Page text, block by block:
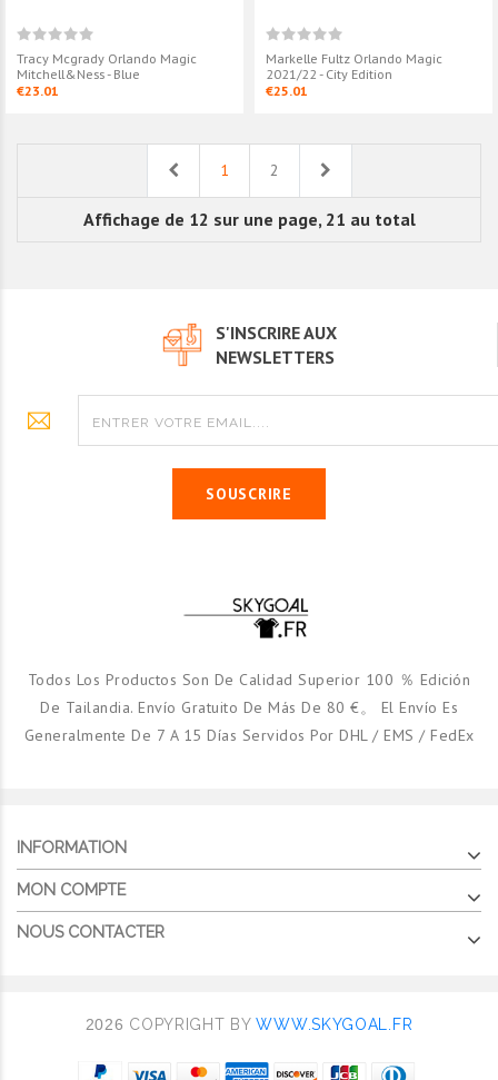
Tracy Mcgrady Orlando Magic
Mitchell&ness - Blue
€23.01
Markelle Fultz Orlando Magic
2021/22 - City Edition
€25.01
Previous1 2 Next
Affichage de 12 sur une page, 21 au total
S'INSCRIRE AUX
NEWSLETTERS
SOUSCRIRE
Todos Los Productos Son De Calidad Superior 100 ％ Edición
De Tailandia. Envío Gratuito De Más De 80 €。 El Envío Es
Generalmente De 7 A 15 Días Servidos Por DHL / EMS / FedEx
INFORMATION
MON COMPTE
NOUS CONTACTER
2026 COPYRIGHT BYWWW.SKYGOAL.FR